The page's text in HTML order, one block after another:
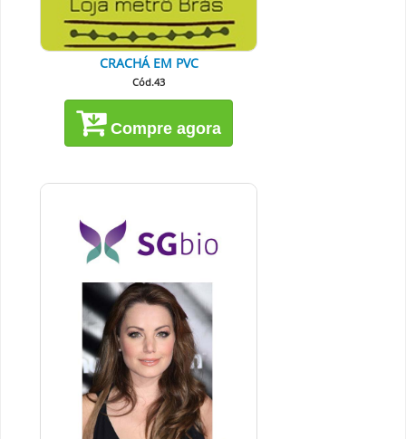
CRACHÁ EM PVC
Cód.43
Compre agora